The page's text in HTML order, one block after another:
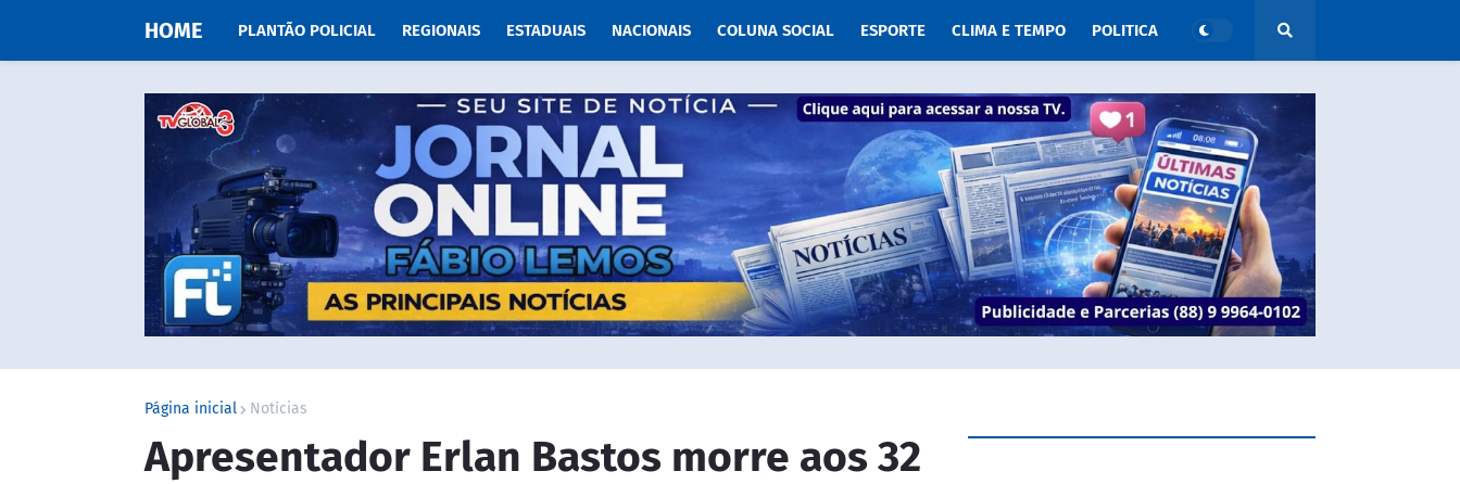
HOME PLANTÃO POLICIAL REGIONAIS ESTADUAIS NACIONAIS COLUNA SOCIAL ESPORTE CLIMA E TEMPO POLITICA
Página inicial Notícias
Apresentador Erlan Bastos morre aos 32